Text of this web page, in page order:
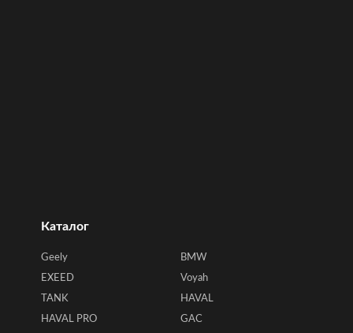
Каталог
Geely
BMW
EXEED
Voyah
TANK
HAVAL
HAVAL PRO
GAC